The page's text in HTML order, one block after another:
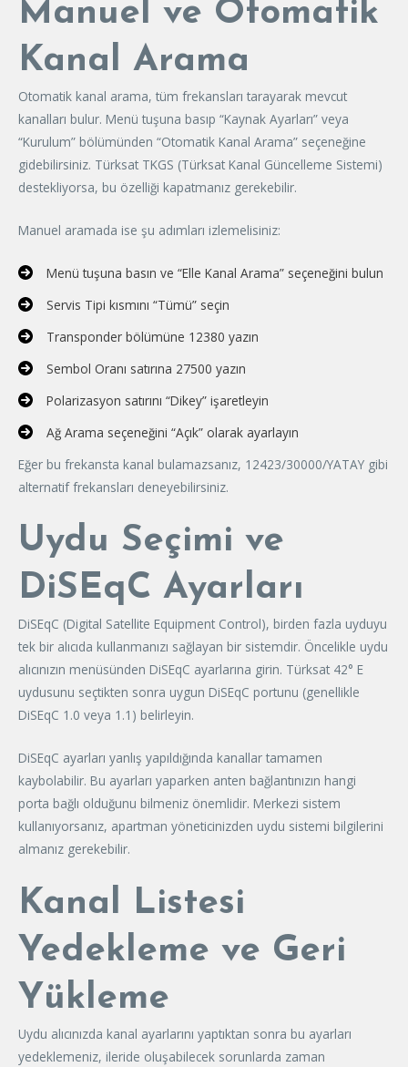
Manuel ve Otomatik
Kanal Arama
Otomatik kanal arama, tüm frekansları tarayarak mevcut
kanalları bulur. Menü tuşuna basıp “Kaynak Ayarları” veya
“Kurulum” bölümünden “Otomatik Kanal Arama” seçeneğine
gidebilirsiniz. Türksat TKGS (Türksat Kanal Güncelleme Sistemi)
destekliyorsa, bu özelliği kapatmanız gerekebilir.
Manuel aramada ise şu adımları izlemelisiniz:
Menü tuşuna basın ve “Elle Kanal Arama” seçeneğini bulun
Servis Tipi kısmını “Tümü” seçin
Transponder bölümüne 12380 yazın
Sembol Oranı satırına 27500 yazın
Polarizasyon satırını “Dikey” işaretleyin
Ağ Arama seçeneğini “Açık” olarak ayarlayın
Eğer bu frekansta kanal bulamazsanız, 12423/30000/YATAY gibi
alternatif frekansları deneyebilirsiniz.
Uydu Seçimi ve
DiSEqC Ayarları
DiSEqC (Digital Satellite Equipment Control), birden fazla uyduyu
tek bir alıcıda kullanmanızı sağlayan bir sistemdir. Öncelikle uydu
alıcınızın menüsünden DiSEqC ayarlarına girin. Türksat 42° E
uydusunu seçtikten sonra uygun DiSEqC portunu (genellikle
DiSEqC 1.0 veya 1.1) belirleyin.
DiSEqC ayarları yanlış yapıldığında kanallar tamamen
kaybolabilir. Bu ayarları yaparken anten bağlantınızın hangi
porta bağlı olduğunu bilmeniz önemlidir. Merkezi sistem
kullanıyorsanız, apartman yöneticinizden uydu sistemi bilgilerini
almanız gerekebilir.
Kanal Listesi
Yedekleme ve Geri
Yükleme
Uydu alıcınızda kanal ayarlarını yaptıktan sonra bu ayarları
yedeklemeniz, ileride oluşabilecek sorunlarda zaman